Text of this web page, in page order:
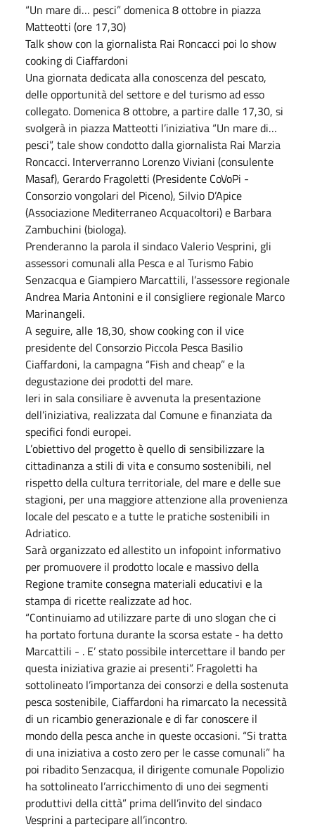
“Un mare di… pesci” domenica 8 ottobre in piazza
Matteotti (ore 17,30)
Talk show con la giornalista Rai Roncacci poi lo show
cooking di Ciaffardoni
Una giornata dedicata alla conoscenza del pescato,
delle opportunità del settore e del turismo ad esso
collegato. Domenica 8 ottobre, a partire dalle 17,30, si
svolgerà in piazza Matteotti l’iniziativa “Un mare di…
pesci”, tale show condotto dalla giornalista Rai Marzia
Roncacci. Interverranno Lorenzo Viviani (consulente
Masaf), Gerardo Fragoletti (Presidente CoVoPi -
Consorzio vongolari del Piceno), Silvio D’Apice
(Associazione Mediterraneo Acquacoltori) e Barbara
Zambuchini (biologa).
Prenderanno la parola il sindaco Valerio Vesprini, gli
assessori comunali alla Pesca e al Turismo Fabio
Senzacqua e Giampiero Marcattili, l’assessore regionale
Andrea Maria Antonini e il consigliere regionale Marco
Marinangeli.
A seguire, alle 18,30, show cooking con il vice
presidente del Consorzio Piccola Pesca Basilio
Ciaffardoni, la campagna “Fish and cheap” e la
degustazione dei prodotti del mare.
Ieri in sala consiliare è avvenuta la presentazione
dell’iniziativa, realizzata dal Comune e finanziata da
specifici fondi europei.
L’obiettivo del progetto è quello di sensibilizzare la
cittadinanza a stili di vita e consumo sostenibili, nel
rispetto della cultura territoriale, del mare e delle sue
stagioni, per una maggiore attenzione alla provenienza
locale del pescato e a tutte le pratiche sostenibili in
Adriatico.
Sarà organizzato ed allestito un infopoint informativo
per promuovere il prodotto locale e massivo della
Regione tramite consegna materiali educativi e la
stampa di ricette realizzate ad hoc.
“Continuiamo ad utilizzare parte di uno slogan che ci
ha portato fortuna durante la scorsa estate - ha detto
Marcattili - . E’ stato possibile intercettare il bando per
questa iniziativa grazie ai presenti”. Fragoletti ha
sottolineato l’importanza dei consorzi e della sostenuta
pesca sostenibile, Ciaffardoni ha rimarcato la necessità
di un ricambio generazionale e di far conoscere il
mondo della pesca anche in queste occasioni. “Si tratta
di una iniziativa a costo zero per le casse comunali” ha
poi ribadito Senzacqua, il dirigente comunale Popolizio
ha sottolineato l’arricchimento di uno dei segmenti
produttivi della città” prima dell’invito del sindaco
Vesprini a partecipare all’incontro.